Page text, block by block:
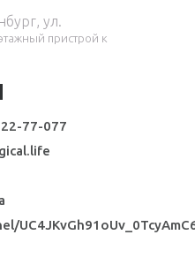
ул.
пристрой к
77-077